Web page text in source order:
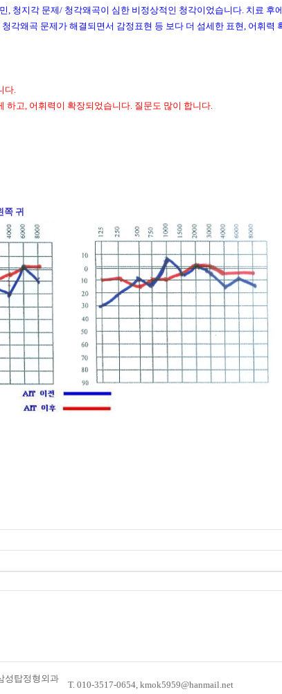
, 청지각 문제/ 청각왜곡이 심한 비정상적인 청각이었습니다. 치료 후
각왜곡 문제가 해결되면서 감정표현 등 보다 더 섬세한 표현, 어휘력
다.
하고, 어휘력이 확장되었습니다. 질문도 많이 합니다.
성탑정형외과
T. 010-3517-0654, kmok5959@hanmail.net